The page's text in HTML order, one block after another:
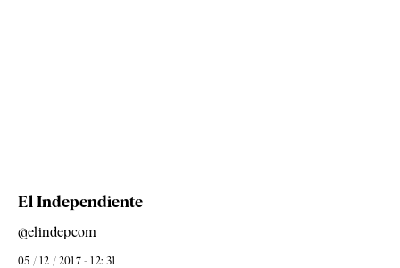
El Independiente
@elindepcom
05 / 12 / 2017 - 12: 31